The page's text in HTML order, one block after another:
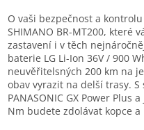
O vaši bezpečnost a
SHIMANO BR-MT200, které
zastavení i v těch
baterie LG Li-Ion 36V / 900
neuvěřitelsných 200 km na
obav vyrazit na delší trasy.
PANASONIC GX Power Plus
Nm budete zdolávat kopce